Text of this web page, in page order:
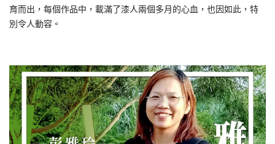
育而出，每個作品中，載滿了漆人兩個多月的心血，也因如此，特
別令人動容。